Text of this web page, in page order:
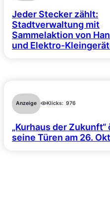
Jeder Stecker zählt:
Stadtverwaltung mit
Sammelaktion von
und Elektro-
Anzeige Klicks: 976
„Kurhaus der
seine Türen am 26.